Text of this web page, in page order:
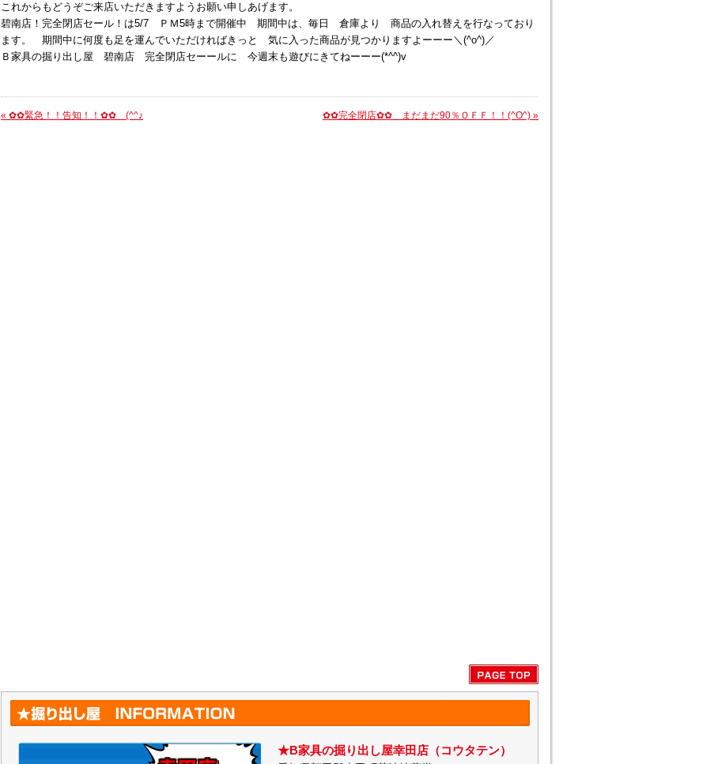
これからもどうぞご来店いただきますようお願い申しあげます。
碧南店！完全閉店セール！は5/7 ＰＭ5時まで開催中 期間中は、毎日 倉庫より 商品の入れ替えを行なっており
ます。 期間中に何度も足を運んでいただければきっと 気に入った商品が見つかりますよーーー＼(^o^)／
Ｂ家具の掘り出し屋 碧南店 完全閉店セーールに 今週末も遊びにきてねーーー(*^^)v
« ✿✿緊急！！告知！！✿✿ (^^♪ ✿✿完全閉店✿✿ まだまだ90％ＯＦＦ！！(^O^) »
★B家具の掘り出し屋幸田店（コウタテン）